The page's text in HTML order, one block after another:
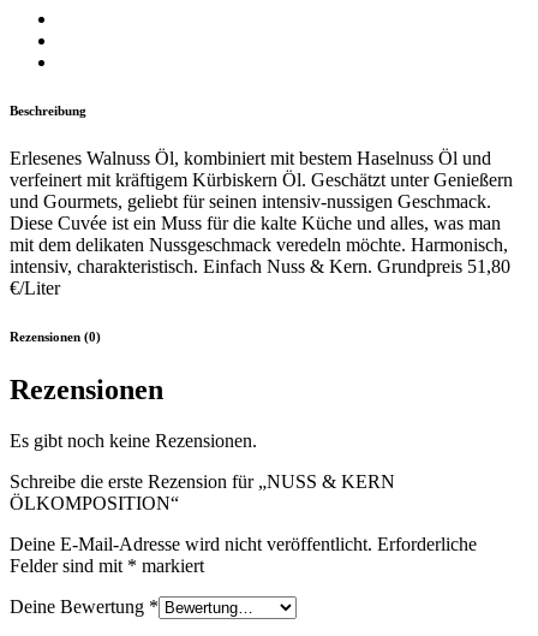
Beschreibung
Erlesenes Walnuss Öl, kombiniert mit bestem Haselnuss Öl und
verfeinert mit kräftigem Kürbiskern Öl. Geschätzt unter Genießern
und Gourmets, geliebt für seinen intensiv-nussigen Geschmack.
Diese Cuvée ist ein Muss für die kalte Küche und alles, was man
mit dem delikaten Nussgeschmack veredeln möchte. Harmonisch,
intensiv, charakteristisch. Einfach Nuss & Kern. Grundpreis 51,80
€/Liter
Rezensionen (0)
Rezensionen
Es gibt noch keine Rezensionen.
Schreibe die erste Rezension für „NUSS & KERN
ÖLKOMPOSITION“
Deine E-Mail-Adresse wird nicht veröffentlicht. Erforderliche
Felder sind mit * markiert
Deine Bewertung *